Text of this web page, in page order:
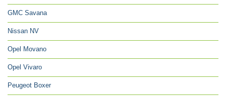
GMC Savana
Nissan NV
Opel Movano
Opel Vivaro
Peugeot Boxer